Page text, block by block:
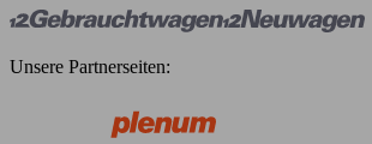
Unsere Partnerseiten: